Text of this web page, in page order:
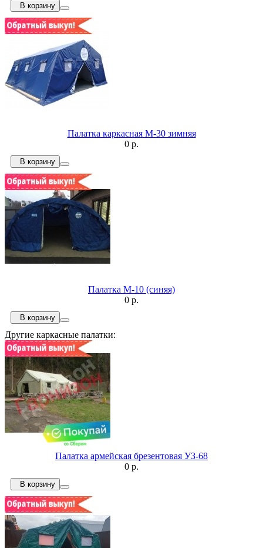
В корзину
Палатка каркасная М-30 зимняя
0 р.
В корзину
Палатка М-10 (синяя)
0 р.
В корзину
Другие каркасные палатки:
Палатка армейская брезентовая УЗ-68
0 р.
В корзину